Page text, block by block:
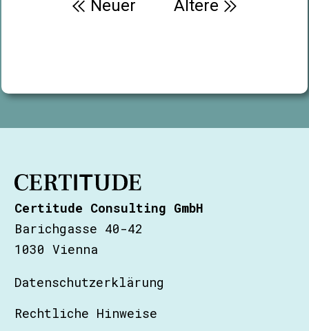
Ältere
Neuer
Certitude Consulting GmbH
Barichgasse 40-42
1030 Vienna
Datenschutzerklärung
Rechtliche Hinweise